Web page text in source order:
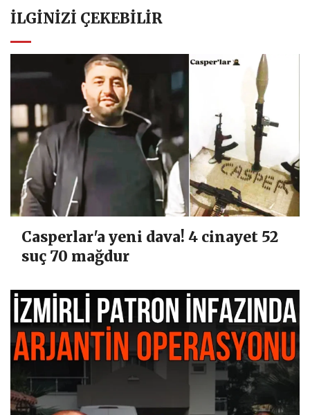
İLGINIZI ÇEKEBILIR
Casperlar'a yeni dava! 4 cinayet 52
suç 70 mağdur